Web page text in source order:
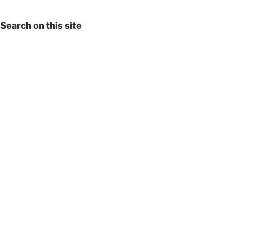
Search on this site